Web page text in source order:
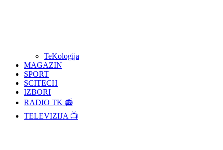
TeKologija
MAGAZIN
SPORT
SCITECH
IZBORI
RADIO TK 📻
TELEVIZIJA 📺